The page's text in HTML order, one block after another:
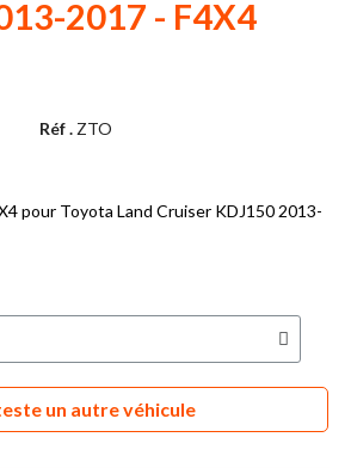
2017 - F4X4
Réf . ZTO
pour Toyota Land Cruiser KDJ150 2013-
un autre véhicule